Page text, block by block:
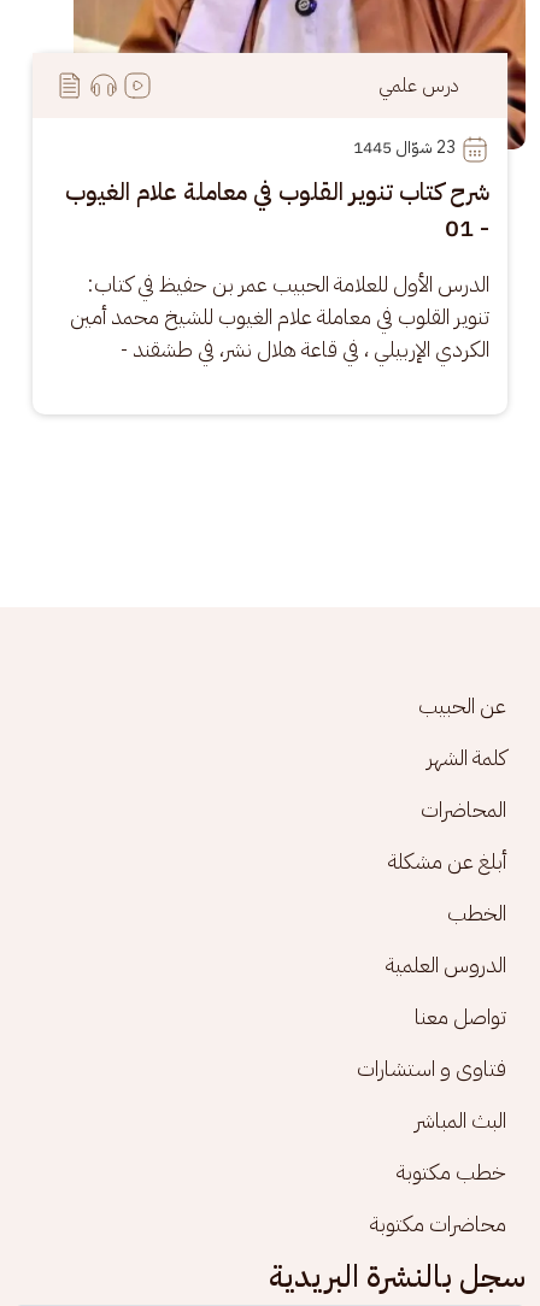
درس علمي
23
شرح كتاب تنوير القلوب في معاملة علام الغيوب
- 01
الدرس الأول للعلامة الحبيب عمر بن حفيظ في كتاب:
تنوير القلوب في معاملة علام الغيوب للشيخ محمد أمين
الكردي الإربيلي ، في قاعة هلال نشر، في طشقند -
Footer menu
عن الحبيب
كلمة الشهر
المحاضرات
أبلغ عن مشكلة
الخطب
الدروس العلمية
تواصل معنا
فتاوى و استشارات
البث المباشر
خطب مكتوبة
محاضرات مكتوبة
سجل بالنشرة البريدية